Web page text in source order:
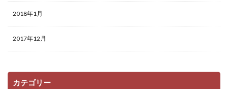
2018年1月
2017年12月
カテゴリー